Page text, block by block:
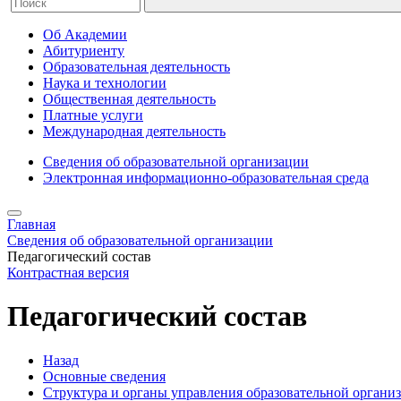
Об Академии
Абитуриенту
Образовательная деятельность
Наука и технологии
Общественная деятельность
Платные услуги
Международная деятельность
Сведения об образовательной организации
Электронная информационно-образовательная среда
Главная
Сведения об образовательной организации
Педагогический состав
Контрастная версия
Педагогический состав
Назад
Основные сведения
Структура и органы управления образовательной